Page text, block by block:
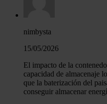
nimbysta
15/05/2026
El impacto de la
capacidad de almacenaje
que la baterización del
conseguir almacenar